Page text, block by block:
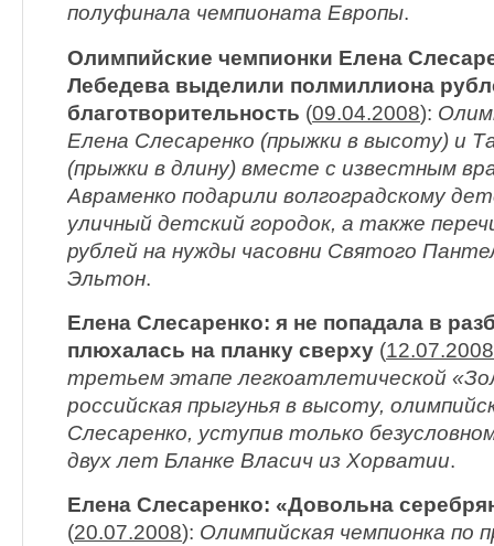
полуфинала чемпионата Европы.
Олимпийские чемпионки Елена
Лебедева выделили полмиллиона
благотворительность (09.04.2008):
Елена Слесаренко (прыжки в высоту) и
(прыжки в длину) вместе с известным
Авраменко подарили волгоградскому
уличный детский городок, а также
рублей на нужды часовни Святого
Эльтон.
Елена Слесаренко: я не попадала в
плюхалась на планку сверху (12.07.2008
третьем этапе легкоатлетической
российская прыгунья в высоту,
Слесаренко, уступив только
двух лет Бланке Власич из Хорватии.
Елена Слесаренко: «Довольна
(20.07.2008): Олимпийская чемпионка по